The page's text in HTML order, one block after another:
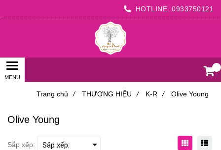
HOTLINE: 0933750121
Trang chủ / THƯƠNG HIỆU / K-R / Olive Young
Olive Young
Sắp xếp: